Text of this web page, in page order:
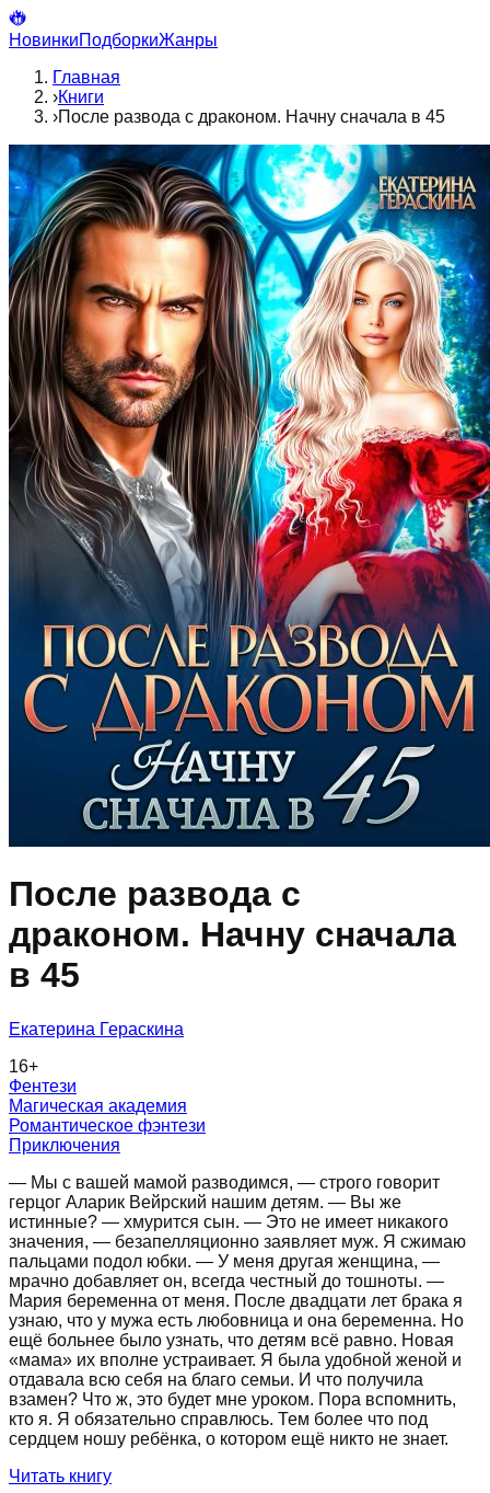
НовинкиПодборкиЖанры
Главная
›Книги
›После развода с драконом. Начну сначала в 45
После развода с
драконом. Начну сначала
в 45
Екатерина Гераскина
16+
Фентези
Магическая академия
Романтическое фэнтези
Приключения
— Мы с вашей мамой разводимся, — строго говорит
герцог Аларик Вейрский нашим детям. — Вы же
истинные? — хмурится сын. — Это не имеет никакого
значения, — безапелляционно заявляет муж. Я сжимаю
пальцами подол юбки. — У меня другая женщина, —
мрачно добавляет он, всегда честный до тошноты. —
Мария беременна от меня. После двадцати лет брака я
узнаю, что у мужа есть любовница и она беременна. Но
ещё больнее было узнать, что детям всё равно. Новая
«мама» их вполне устраивает. Я была удобной женой и
отдавала всю себя на благо семьи. И что получила
взамен? Что ж, это будет мне уроком. Пора вспомнить,
кто я. Я обязательно справлюсь. Тем более что под
сердцем ношу ребёнка, о котором ещё никто не знает.
Читать книгу